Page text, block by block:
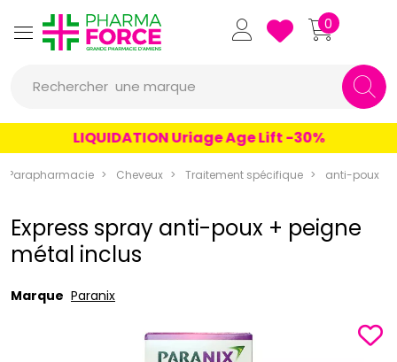
Pharmaforce Grande Pharmacie
0
Rechercher une marque
un conseil
un produit
LIQUIDATION Uriage Age Lift -30%
Parapharmacie Cheveux Traitement spécifique anti-poux
Express spray anti-poux + peigne
métal inclus
Marque Paranix